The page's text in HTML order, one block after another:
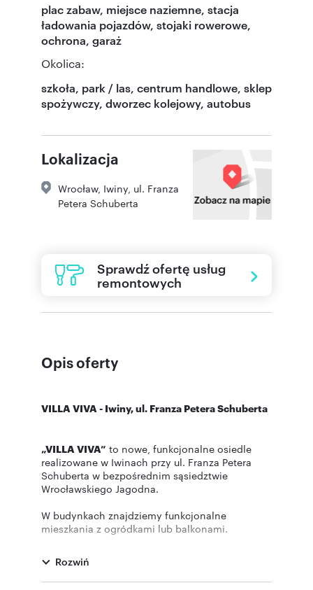
plac zabaw, miejsce naziemne, stacja
ładowania pojazdów, stojaki rowerowe,
ochrona, garaż
Okolica:
szkoła, park / las, centrum handlowe, sklep
spożywczy, dworzec kolejowy, autobus
Lokalizacja
Wrocław, Iwiny ul. Franza
Petera Schuberta
Sprawdź ofertę usług
remontowych
Opis oferty
VILLA VIVA - Iwiny, ul. Franza Petera Schuberta
„VILLA VIVA” to nowe, funkcjonalne osiedle
realizowane w Iwinach przy ul. Franza Petera
Schuberta w bezpośrednim sąsiedztwie
Wrocławskiego Jagodna.
W budynkach znajdziemy funkcjonalne
mieszkania z ogródkami lub balkonami.
komunikację z centrum miasta którą umożliwia
linia kolejowa IWINY.
Rozwiń